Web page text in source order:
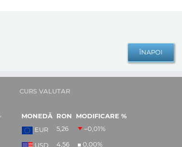
CURS VALUTAR
MONEDĂ RON
MODIFICARE %
EUR
5,26 –0,01%
USD 4,56 0,00%